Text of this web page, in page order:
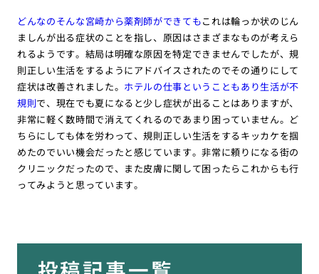
どんなのそんな宮崎から薬剤師ができてもこれは輪っか状のじん
ましんが出る症状のことを指し、原因はさまざまなものが考えら
れるようです。結局は明確な原因を特定できませんでしたが、規
則正しい生活をするようにアドバイスされたのでその通りにして
症状は改善されました。 ホテルの仕事ということもあり生活が不
規則で、現在でも夏になると少し症状が出ることはありますが、
非常に軽く数時間で消えてくれるのであまり困っていません。ど
ちらにしても体を労わって、規則正しい生活をするキッカケを掴
めたのでいい機会だったと感じています。非常に頼りになる街の
クリニックだったので、また皮膚に関して困ったらこれからも行
ってみようと思っています。